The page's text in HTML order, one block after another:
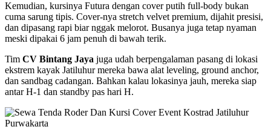
Kemudian, kursinya Futura dengan cover putih full-body bukan
cuma sarung tipis. Cover-nya stretch velvet premium, dijahit presisi,
dan dipasang rapi biar nggak melorot. Busanya juga tetap nyaman
meski dipakai 6 jam penuh di bawah terik.
Tim CV Bintang Jaya juga udah berpengalaman pasang di lokasi
ekstrem kayak Jatiluhur mereka bawa alat leveling, ground anchor,
dan sandbag cadangan. Bahkan kalau lokasinya jauh, mereka siap
antar H-1 dan standby pas hari H.